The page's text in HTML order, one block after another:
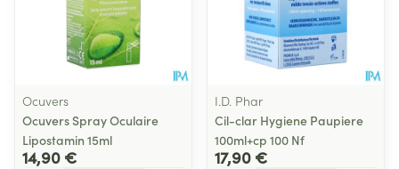
Ocuvers
Ocuvers Spray Oculaire
Lipostamin 15ml
14,90 €
I.D. Phar
Cil-clar Hygiene Paupiere
100ml+cp 100 Nf
17,90 €